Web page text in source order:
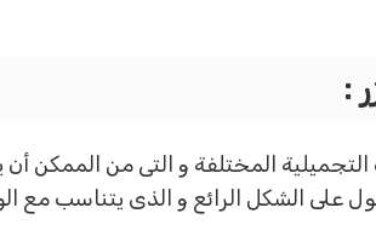
:
المختلفة و التى من الممكن أن
الشكل الرائع و الذى يتناسب مع